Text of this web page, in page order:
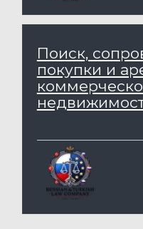
Политика
Разработка